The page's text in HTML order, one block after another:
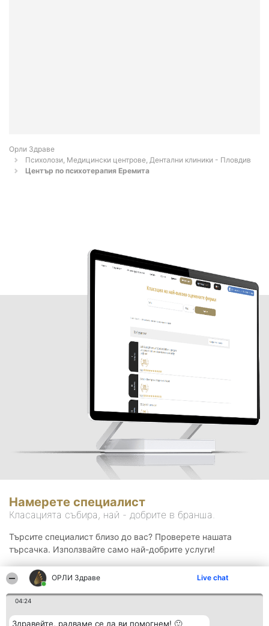
ОРЛИ Здраве Live chat
04:24
Здравейте, радваме се да ви помогнем! 🙂
Орли Здраве
Психолози, Медицински центрове, Дентални клиники - Пловдив
Център по психотерапия Еремита
Намерете специалист
Класацията събира, най - добрите в бранша.
Търсите специалист близо до вас? Проверете нашата
търсачка. Използвайте само най-добрите услуги!